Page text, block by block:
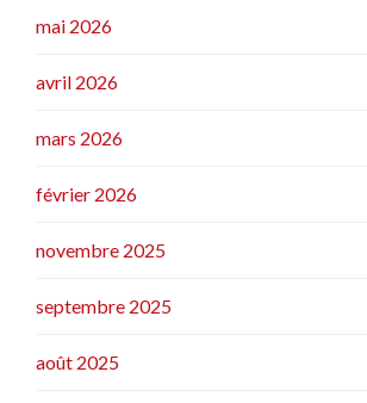
mai 2026
avril 2026
mars 2026
février 2026
novembre 2025
septembre 2025
août 2025